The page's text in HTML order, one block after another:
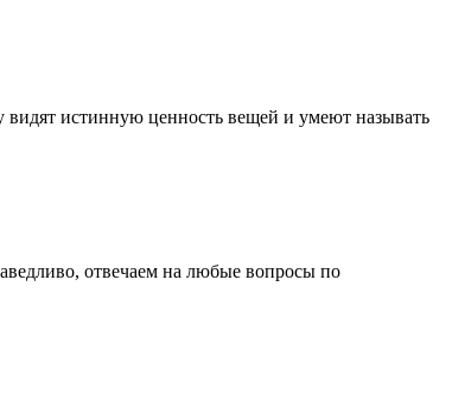
истинную ценность вещей и умеют называть
отвечаем на любые вопросы по